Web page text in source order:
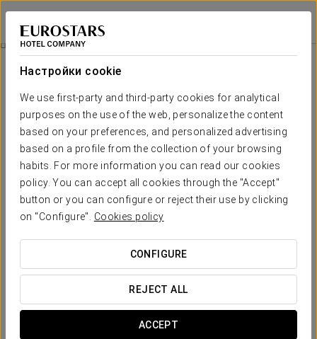
Настройки cookie
We use first-party and third-party cookies for analytical
purposes on the use of the web, personalize the content
based on your preferences, and personalized advertising
based on a profile from the collection of your browsing
habits. For more information you can read our cookies
policy. You can accept all cookies through the "Accept"
button or you can configure or reject their use by clicking
on "Configure". Cookies policy
CONFIGURE
REJECT ALL
ACCEPT
Eurostars Los Agustinos
РИОХА - АРО
Питание